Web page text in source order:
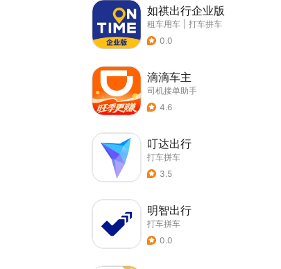
如祺出行企业版
租车用车
打车拼车
0.0
滴滴车主
司机接单助手
4.6
叮达出行
打车拼车
3.5
明智出行
打车拼车
0.0